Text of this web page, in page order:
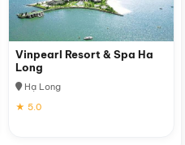
Vinpearl Resort & Spa Ha
Long
Hạ Long
★ 5.0